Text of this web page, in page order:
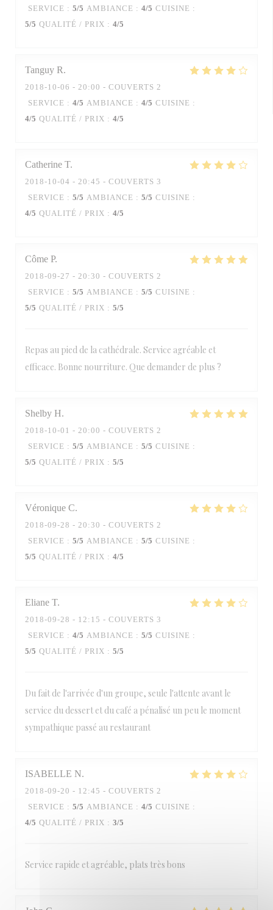
SERVICE : 5/5 AMBIANCE : 4/5 CUISINE :
5/5 QUALITÉ / PRIX : 4/5
Tanguy R
2018-10-06 - 20:00 - COUVERTS 2
SERVICE : 4/5 AMBIANCE : 4/5 CUISINE :
4/5 QUALITÉ / PRIX : 4/5
Catherine T
2018-10-04 - 20:45 - COUVERTS 3
SERVICE : 5/5 AMBIANCE : 5/5 CUISINE :
4/5 QUALITÉ / PRIX : 4/5
Côme P
2018-09-27 - 20:30 - COUVERTS 2
SERVICE : 5/5 AMBIANCE : 5/5 CUISINE :
5/5 QUALITÉ / PRIX : 5/5
Repas au pied de la cathédrale. Service agréable et
efficace. Bonne nourriture. Que demander de plus ?
Shelby H
2018-10-01 - 20:00 - COUVERTS 2
SERVICE : 5/5 AMBIANCE : 5/5 CUISINE :
5/5 QUALITÉ / PRIX : 5/5
Véronique C
2018-09-28 - 20:30 - COUVERTS 2
SERVICE : 5/5 AMBIANCE : 5/5 CUISINE :
5/5 QUALITÉ / PRIX : 4/5
Eliane T
2018-09-28 - 12:15 - COUVERTS 3
SERVICE : 4/5 AMBIANCE : 5/5 CUISINE :
5/5 QUALITÉ / PRIX : 5/5
Du fait de l'arrivée d'un groupe, seule l'attente avant le
service du dessert et du café a pénalisé un peu le moment
sympathique passé au restaurant
ISABELLE N
2018-09-20 - 12:45 - COUVERTS 2
SERVICE : 5/5 AMBIANCE : 4/5 CUISINE :
4/5 QUALITÉ / PRIX : 3/5
Service rapide et agréable, plats très bons